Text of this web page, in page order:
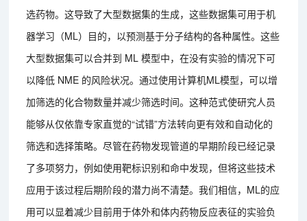
选药物。这导致了大型数据集的生成，这些数据集可用于机
器学习（ML）目的，以预测基于分子结构的各种属性。这些
大型数据集可以合并到 ML 模型中，在没有实验的情况下可
以降低 NME 的风险状况。通过使用计算机ML模型，可以增
加筛选的化合物数量并减少筛选时间。这种范式使研究人员
能够从仅依靠专家直觉的“试错”方法转向更有效和自动化的
筛选和选择策略。尽管在药物发现管道的早期阶段已经记录
了多项努力，例如使用靶标识别和命中发现，但将这些技术
应用于该过程后期阶段的潜力尚不清楚。我们相信，ML的应
用可以显着减少目前用于体外和体内药物反应表征的实验负